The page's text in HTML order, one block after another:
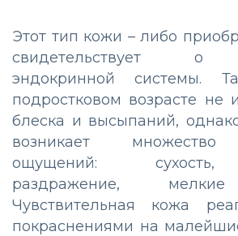
Этот тип кожи – либо
свидетельствует о
эндокринной системы.
подростковом возрасте не
блеска и высыпаний,
возникает множество
ощущений: сухость,
раздражение,
Чувствительная кожа
покраснениями на